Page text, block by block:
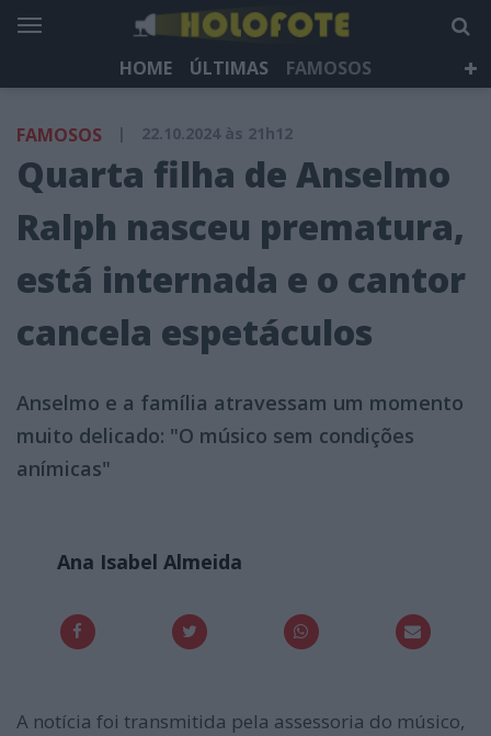
HOME ÚLTIMAS
FAMOSOS
HOLOFOTE TV
NEWSLETTER
FAMOSOS | 22.10.2024 às 21h12
Quarta filha de Anselmo
Ralph nasceu prematura,
está internada e o cantor
cancela espetáculos
Anselmo e a família atravessam um momento
muito delicado: "O músico sem condições
anímicas"
Ana Isabel Almeida
A notícia foi transmitida pela assessoria do músico,